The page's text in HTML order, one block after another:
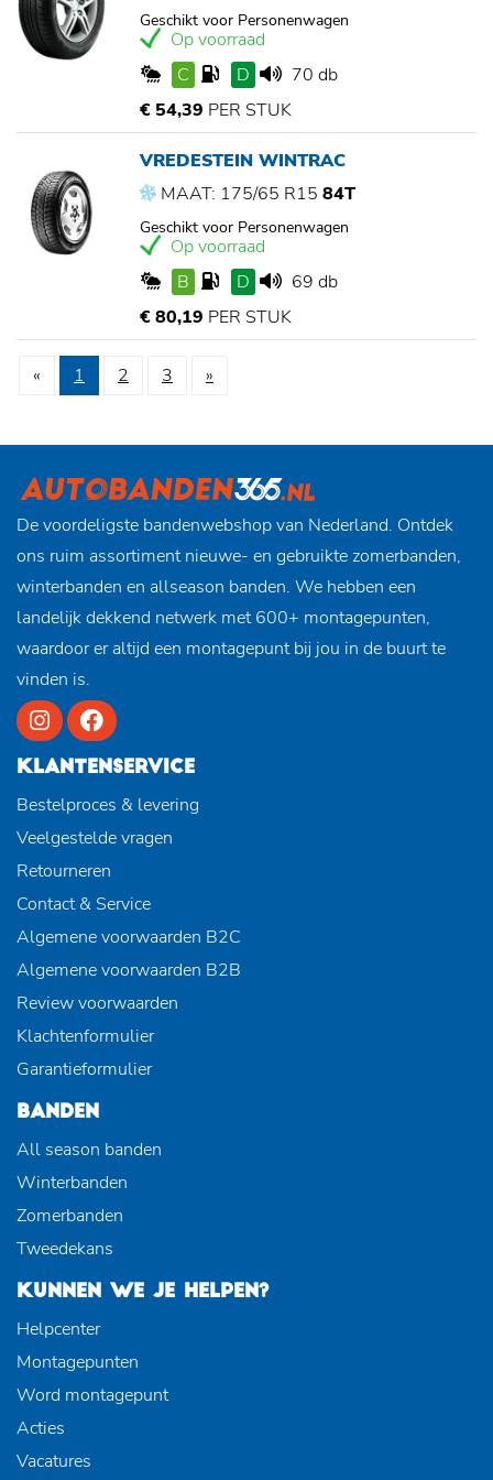
Geschikt voor Personenwagen
Op voorraad
C
D
70 db
€ 54,39 PER STUK
VREDESTEIN WINTRAC
MAAT: 175/65 R15 84T
Geschikt voor Personenwagen
Op voorraad
B
D
69 db
€ 80,19 PER STUK
« 1 2 3 »
De voordeligste bandenwebshop van Nederland. Ontdek
ons ruim assortiment nieuwe- en gebruikte zomerbanden,
winterbanden en allseason banden. We hebben een
landelijk dekkend netwerk met 600+ montagepunten,
waardoor er altijd een montagepunt bij jou in de buurt te
vinden is.
KLANTENSERVICE
Bestelproces & levering
Veelgestelde vragen
Retourneren
Contact & Service
Algemene voorwaarden B2C
Algemene voorwaarden B2B
Review voorwaarden
Klachtenformulier
Garantieformulier
BANDEN
All season banden
Winterbanden
Zomerbanden
Tweedekans
KUNNEN WE JE HELPEN?
Helpcenter
Montagepunten
Word montagepunt
Acties
Vacatures